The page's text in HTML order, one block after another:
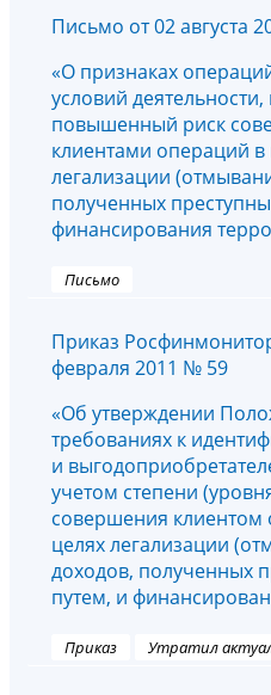
Письмо от 02 августа
«О признаках
условий
повышенный риск
клиентами операций в
легализации
полученных
финансирования
Письмо
Приказ
февраля 2011 № 59
«Об утверждении
требованиях к
и
учетом степени
совершения клиентом
целях легализации
доходов, полученных
путем, и
Приказ Утратил